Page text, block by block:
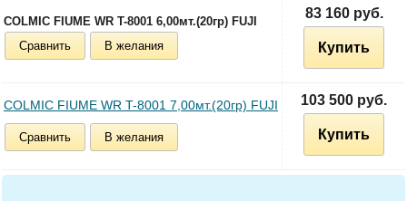
COLMIC FIUME WR T-8001 6,00мт.(20гр) FUJI
Сравнить
В желания
83 160 руб.
Купить
COLMIC FIUME WR T-8001 7,00мт.(20гр) FUJI
Сравнить В желания
103 500 руб.
Купить